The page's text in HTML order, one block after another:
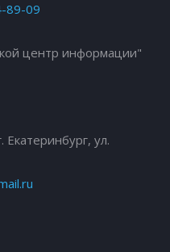
89-09
центр информации"
ул.